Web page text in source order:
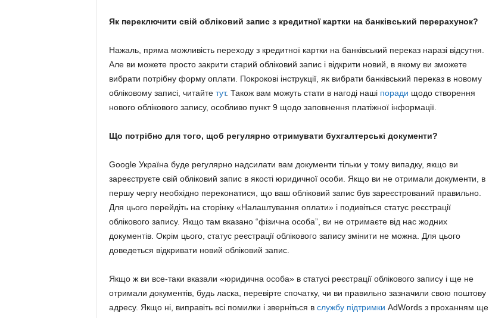
Як переключити свій обліковий запис з кредитної картки на банківський перерахунок?
Нажаль, пряма можливість переходу з кредитної картки на банківський переказ наразі відсутня.
Але ви можете просто закрити старий обліковий запис і відкрити новий, в якому ви зможете
вибрати потрібну форму оплати. Покрокові інструкції, як вибрати банківський переказ в новому
обліковому записі, читайте тут. Також вам можуть стати в нагоді наші поради щодо створення
нового облікового запису, особливо пункт 9 щодо заповнення платіжної інформації.
Що потрібно для того, щоб регулярно отримувати бухгалтерські документи?
Google Україна буде регулярно надсилати вам документи тільки у тому випадку, якщо ви
зареєструєте свій обліковий запис в якості юридичної особи. Якщо ви не отримали документи, в
першу чергу необхідно переконатися, що ваш обліковий запис був зареєстрований правильно.
Для цього перейдіть на сторінку «Налаштування оплати» і подивіться статус реєстрації
облікового запису. Якщо там вказано “фізична особа”, ви не отримаєте від нас жодних
документів. Окрім цього, статус реєстрації облікового запису змінити не можна. Для цього
доведеться відкривати новий обліковий запис.
Якщо ж ви все-таки вказали «юридична особа» в статусі реєстрації облікового запису і ще не
отримали документів, будь ласка, перевірте спочатку, чи ви правильно зазначили свою поштову
адресу. Якщо ні, виправіть всі помилки і зверніться в службу підтримки AdWords з проханням ще